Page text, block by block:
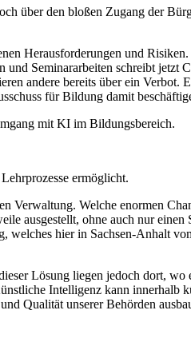
über den bloßen Zugang der
Herausforderungen und
Seminararbeiten schreibt
andere bereits über ein
für Bildung damit
mit KI im Bildungsbereich.
ermöglicht.
Welche enormen
ausgestellt, ohne auch nur
welches hier in Sachsen-Anhalt
Lösung liegen jedoch dort, wo
Intelligenz kann innerhalb
Qualität unserer Behörden